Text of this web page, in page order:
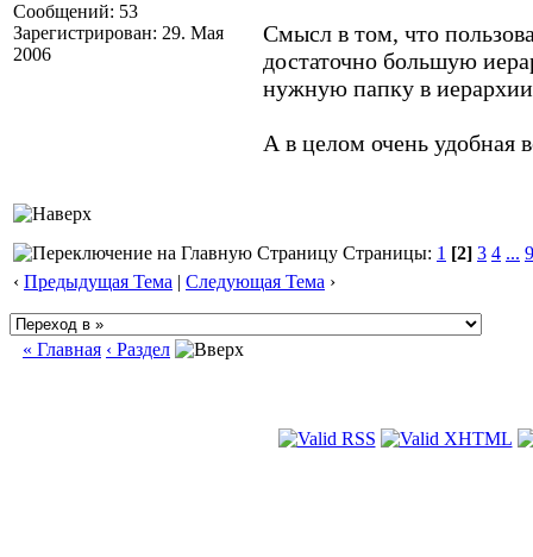
Сообщений: 53
Зарегистрирован: 29. Мая
2006
Смысл в том, что
достаточно большую
нужную папку в
А в целом очень удобная
Страницы: 1 [2] 3 4 ... 9
‹ Предыдущая Тема | Следующая Тема ›
« Главная ‹ Раздел